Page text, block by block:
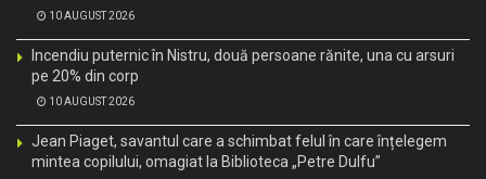
10 AUGUST 2026
Incendiu puternic în Nistru, două persoane rănite, una cu arsuri
pe 20% din corp
10 AUGUST 2026
Jean Piaget, savantul care a schimbat felul în care înțelegem
mintea copilului, omagiat la Biblioteca „Petre Dulfu”